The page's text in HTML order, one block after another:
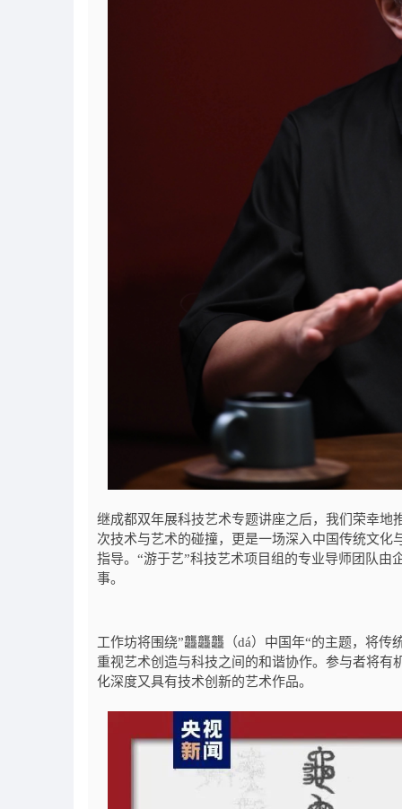
继成都双年展科技艺术专题讲座之后，我们荣幸
次技术与艺术的碰撞，更是一场深入中国传统文
指导。“游于艺”科技艺术项目组的专业导师团队
事。
工作坊将围绕”龘龘龘（dá）中国年“的主题，将
重视艺术创造与科技之间的和谐协作。参与者将
化深度又具有技术创新的艺术作品。